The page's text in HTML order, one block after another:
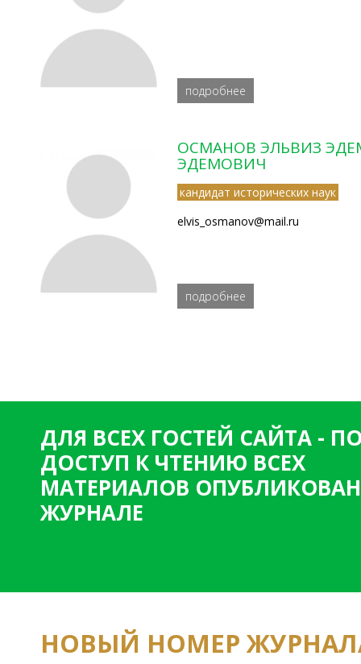
подробнее
ОСМАНОВ ЭЛЬВИЗ
ЭДЕМОВИЧ
кандидат исторических наук
elvis_osmanov@mail.ru
подробнее
ДЛЯ ВСЕХ ГОСТЕЙ САЙТА -
ДОСТУП К ЧТЕНИЮ ВСЕХ
МАТЕРИАЛОВ
ЖУРНАЛЕ
НОВЫЙ НОМЕР